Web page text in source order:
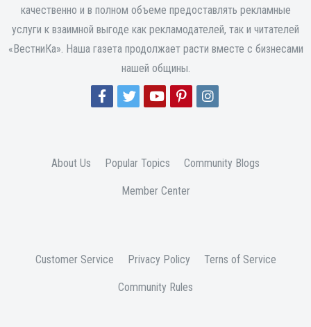
качественно и в полном объеме предоставлять рекламные
услуги к взаимной выгоде как рекламодателей, так и читателей
«ВестниКа». Наша газета продолжает расти вместе с бизнесами
нашей общины.
About Us Popular Topics Community Blogs
Member Center
Customer Service Privacy Policy Terns of Service
Community Rules